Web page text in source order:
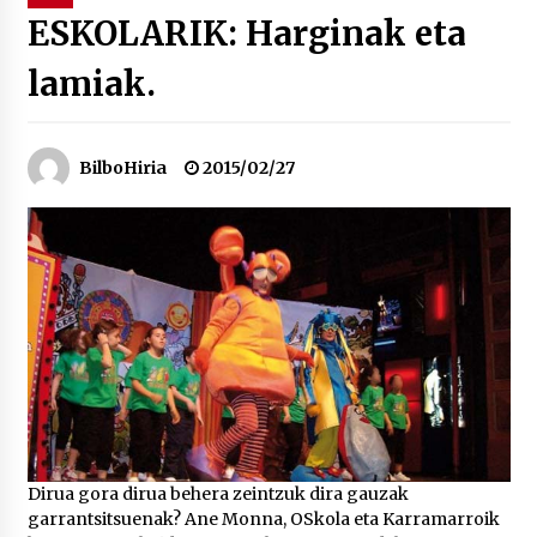
Bakaikuko barnetegitik gazteek egindako saio
2026/07/16
Tuba eta bonbardinoaren astea, Bilboko
Kontserbatorioan protagonista
2026/07/16
Auzoportala : 1×04 Auzofoniak
2026/07/15
Gaur abitua da Bilbao bbk live jaialdia
2026/07/09
ESKOLARIK: Harginak eta
lamiak.
BilboHiria 2015/02/27
Dirua gora dirua behera zeintzuk dira gauzak
garrantsitsuenak? Ane Monna, OSkola eta Karramarroik